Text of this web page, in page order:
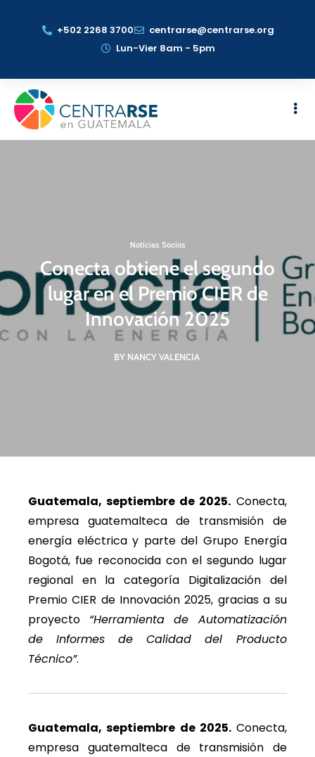
+502 2268 3700
centrarse@centrarse.org
Lun-Vier 8am - 5pm
Noticias Socios
Conecta obtiene el segundo
lugar en el Premio CIER de
Innovación 2025
BY NANCY VALENCIA
Guatemala, septiembre de 2025. Conecta,
empresa guatemalteca de transmisión de
energía eléctrica y parte del Grupo Energía
Bogotá, fue reconocida con el segundo lugar
regional en la categoría Digitalización del
Premio CIER de Innovación 2025, gracias a su
proyecto “Herramienta de Automatización
de Informes de Calidad del Producto
Técnico”.
Guatemala, septiembre de 2025.Conecta,
empresa guatemalteca de transmisión de